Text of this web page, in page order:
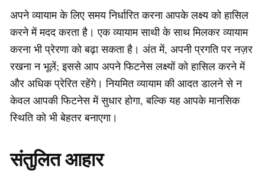
अपने व्यायाम के लिए समय निर्धारित करना आपके लक्ष्य को हासिल
करने में मदद करता है। एक व्यायाम साथी के साथ मिलकर व्यायाम
करना भी प्रेरणा को बढ़ा सकता है। अंत में, अपनी प्रगति पर नज़र
रखना न भूलें; इससे आप अपने फिटनेस लक्ष्यों को हासिल करने में
और अधिक प्रेरित रहेंगे। नियमित व्यायाम की आदत डालने से न
केवल आपकी फिटनेस में सुधार होगा, बल्कि यह आपके मानसिक
स्थिति को भी बेहतर बनाएगा।
संतुलित आहार